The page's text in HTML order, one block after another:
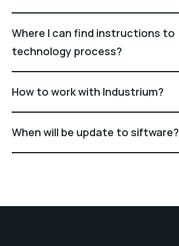
Where I can find instructions to
technology process?
How to work with Industrium?
When will be update to siftware?